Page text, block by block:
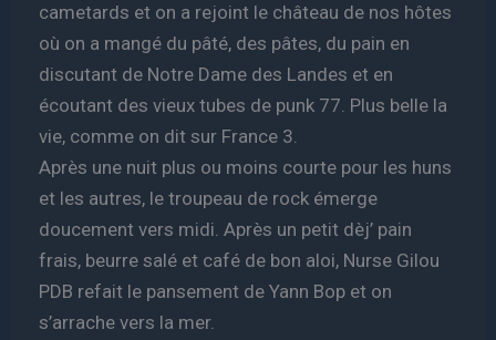
cametards et on a rejoint le château de nos hôtes
où on a mangé du pâté, des pâtes, du pain en
discutant de Notre Dame des Landes et en
écoutant des vieux tubes de punk 77. Plus belle la
vie, comme on dit sur France 3.
Après une nuit plus ou moins courte pour les huns
et les autres, le troupeau de rock émerge
doucement vers midi. Après un petit dèj’ pain
frais, beurre salé et café de bon aloi, Nurse Gilou
PDB refait le pansement de Yann Bop et on
s’arrache vers la mer.